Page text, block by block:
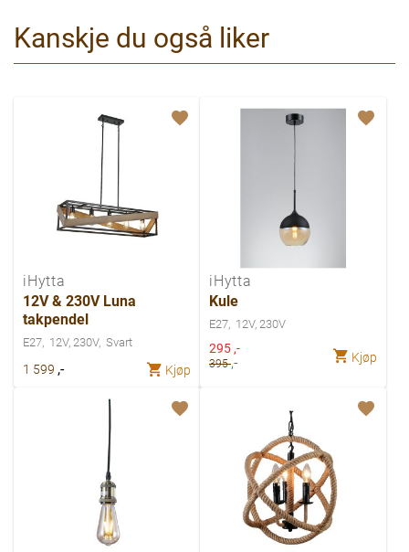
Kanskje du også liker
iHytta
12V & 230V Luna
takpendel
E27 12V, 230V Svart
1 599 ,- Kjøp
iHytta
Kule
E27 12V, 230V
Spesialpris
295 ,-
395,- Kjøp